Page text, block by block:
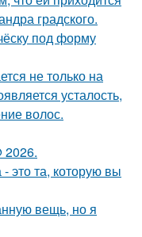
градского.
под форму
не только на
усталость,
волос.
2026.
это та, которую вы
вещь, но я